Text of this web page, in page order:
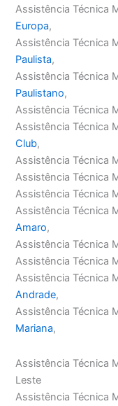
Assistência Técnica
Europa,
Assistência Técnica
Paulista,
Assistência Técnica
Paulistano,
Assistência Técnica
Assistência Técnica
Club,
Assistência Técnica
Assistência Técnica
Assistência Técnica
Assistência Técnica
Amaro,
Assistência Técnica
Assistência Técnica
Assistência Técnica
Andrade,
Assistência Técnica
Mariana,
Assistência Técnica
Leste
Assistência Técnica